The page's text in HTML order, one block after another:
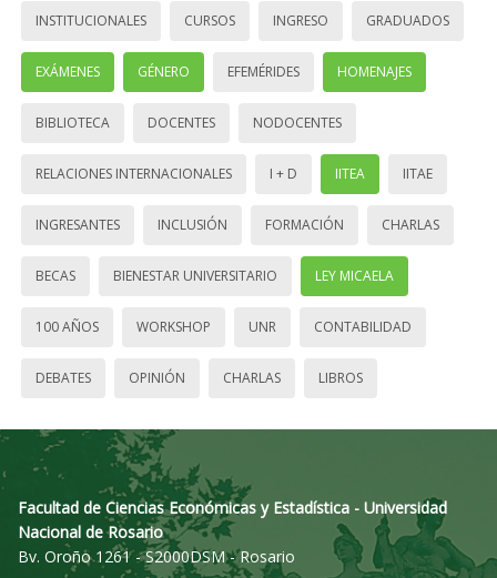
INSTITUCIONALES CURSOS INGRESO GRADUADOS
EXÁMENES GÉNERO EFEMÉRIDES HOMENAJES
BIBLIOTECA DOCENTES NODOCENTES
RELACIONES INTERNACIONALES I + D IITEA IITAE
INGRESANTES INCLUSIÓN FORMACIÓN CHARLAS
BECAS BIENESTAR UNIVERSITARIO LEY MICAELA
100 AÑOS WORKSHOP UNR CONTABILIDAD
DEBATES OPINIÓN CHARLAS LIBROS
Facultad de Ciencias Económicas y Estadística - Universidad
Nacional de Rosario
Bv. Oroño 1261 - S2000DSM - Rosario